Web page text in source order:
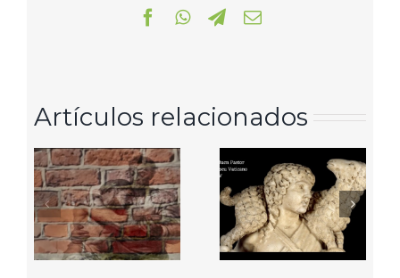
Facebook
WhatsApp
Telegram
Correo
Artículos relacionados